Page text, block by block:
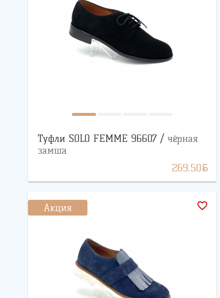
Туфли SOLO FEMME 96607 / чёрная
замша
269.50BYN
Акция favorite_border